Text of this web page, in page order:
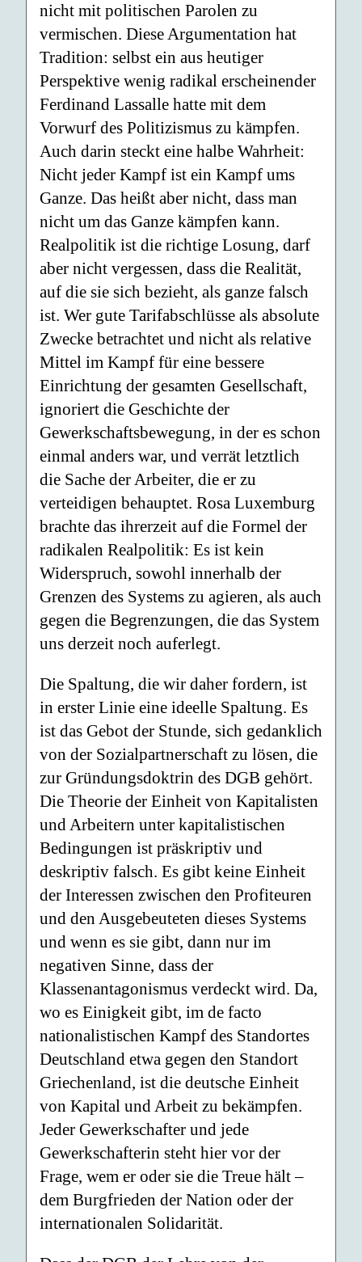
nicht mit politischen Parolen zu
vermischen. Diese Argumentation hat
Tradition: selbst ein aus heutiger
Perspektive wenig radikal erscheinender
Ferdinand Lassalle hatte mit dem
Vorwurf des Politizismus zu kämpfen.
Auch darin steckt eine halbe Wahrheit:
Nicht jeder Kampf ist ein Kampf ums
Ganze. Das heißt aber nicht, dass man
nicht um das Ganze kämpfen kann.
Realpolitik ist die richtige Losung, darf
aber nicht vergessen, dass die Realität,
auf die sie sich bezieht, als ganze falsch
ist. Wer gute Tarifabschlüsse als absolute
Zwecke betrachtet und nicht als relative
Mittel im Kampf für eine bessere
Einrichtung der gesamten Gesellschaft,
ignoriert die Geschichte der
Gewerkschaftsbewegung, in der es schon
einmal anders war, und verrät letztlich
die Sache der Arbeiter, die er zu
verteidigen behauptet. Rosa Luxemburg
brachte das ihrerzeit auf die Formel der
radikalen Realpolitik: Es ist kein
Widerspruch, sowohl innerhalb der
Grenzen des Systems zu agieren, als auch
gegen die Begrenzungen, die das System
uns derzeit noch auferlegt.
Die Spaltung, die wir daher fordern, ist
in erster Linie eine ideelle Spaltung. Es
ist das Gebot der Stunde, sich gedanklich
von der Sozialpartnerschaft zu lösen, die
zur Gründungsdoktrin des DGB gehört.
Die Theorie der Einheit von Kapitalisten
und Arbeitern unter kapitalistischen
Bedingungen ist präskriptiv und
deskriptiv falsch. Es gibt keine Einheit
der Interessen zwischen den Profiteuren
und den Ausgebeuteten dieses Systems
und wenn es sie gibt, dann nur im
negativen Sinne, dass der
Klassenantagonismus verdeckt wird. Da,
wo es Einigkeit gibt, im de facto
nationalistischen Kampf des Standortes
Deutschland etwa gegen den Standort
Griechenland, ist die deutsche Einheit
von Kapital und Arbeit zu bekämpfen.
Jeder Gewerkschafter und jede
Gewerkschafterin steht hier vor der
Frage, wem er oder sie die Treue hält –
dem Burgfrieden der Nation oder der
internationalen Solidarität.